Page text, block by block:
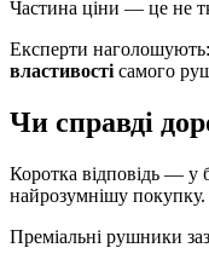
Частина ціни — це не
Експерти наголошують:
властивості самого
Чи справді
Коротка відповідь — у
найрозумнішу покупку.
Преміальні рушники